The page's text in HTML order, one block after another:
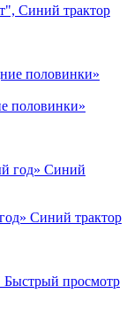
Синий трактор
половинки»
Синий трактор
Быстрый просмотр